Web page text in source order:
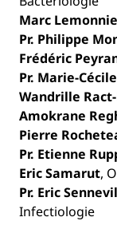
Marc
Pr. Philippe
Frédéric
Pr. Marie-
Wandrille
Amokrane
Pierre
Pr. Etienne
Eric Samarut,
Pr. Eric
Infectiologie